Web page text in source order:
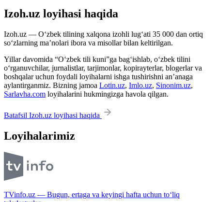
Izoh.uz loyihasi haqida
Izoh.uz — O‘zbek tilining xalqona izohli lug‘ati 35 000 dan ortiq
so‘zlarning ma’nolari ibora va misollar bilan keltirilgan.
Yillar davomida “O‘zbek tili kuni”ga bag‘ishlab, o‘zbek tilini
o‘rganuvchilar, jurnalistlar, tarjimonlar, kopirayterlar, blogerlar va
boshqalar uchun foydali loyihalarni ishga tushirishni an’anaga
aylantirganmiz. Bizning jamoa Lotin.uz, Imlo.uz, Sinonim.uz,
Sarlavha.com loyihalarini hukmingizga havola qilgan.
Batafsil Izoh.uz loyihasi haqida
Loyihalarimiz
TVinfo.uz — Bugun, ertaga va keyingi hafta uchun to‘liq